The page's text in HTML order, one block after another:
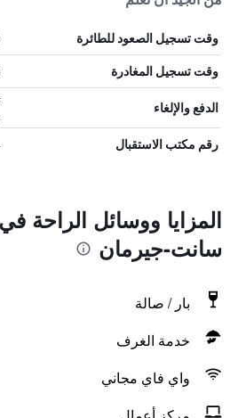
وقت تسجيل الصعود للطائرة
وقت تسجيل المغادرة
الدفع والإلغاء
رقم مكتب الاستقبال 11
المزايا ووسائل الراحة
سانت-جيرمان
بار / صالة
خدمة الغرف
واي فاي مجاني